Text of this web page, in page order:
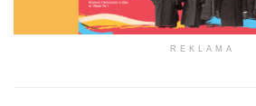
REKLAMA